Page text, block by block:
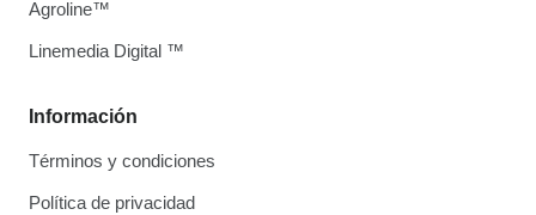
Información
Términos y condiciones
Política de privacidad
Agroline™
Linemedia Digital ™